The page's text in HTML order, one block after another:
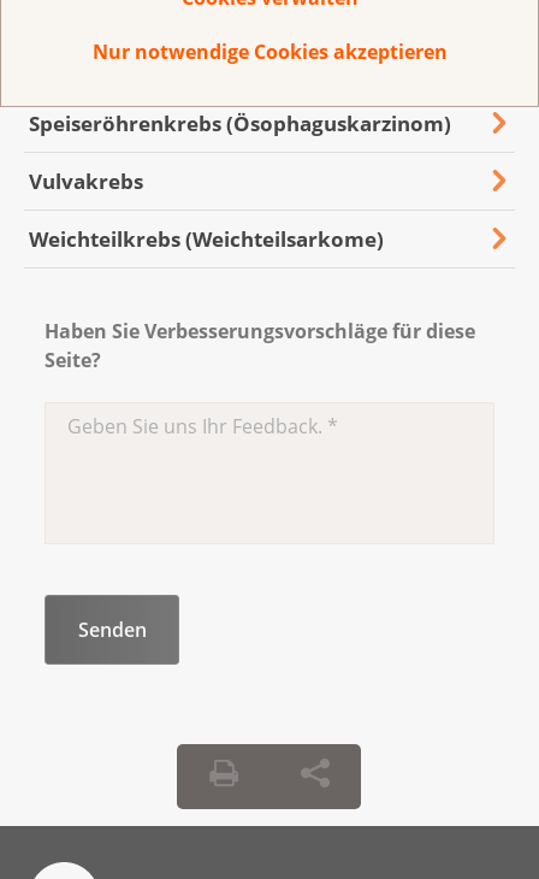
Nur notwendige Cookies akzeptieren
Schilddrüsenkrebs
Speiseröhrenkrebs (Ösophaguskarzinom)
Vulvakrebs
Weichteilkrebs (Weichteilsarkome)
Haben Sie Verbesserungsvorschläge für diese
Seite?